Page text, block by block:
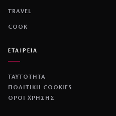
TRAVEL
COOK
ΕΤΑΙΡΕΙΑ
ΤΑΥΤΟΤΗΤΑ
ΠΟΛΙΤΙΚΉ COOKIES
ΌΡΟΙ ΧΡΉΣΗΣ